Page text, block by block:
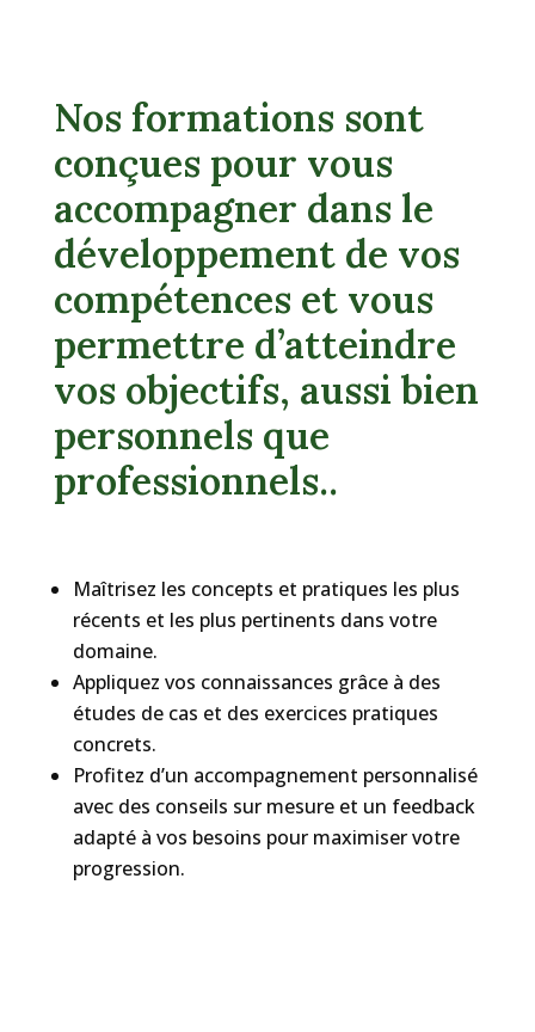
Nos formations sont
conçues pour vous
accompagner dans le
développement de vos
compétences et vous
permettre d’atteindre
vos objectifs, aussi bien
personnels que
professionnels..
Maîtrisez les concepts et pratiques les plus
récents et les plus pertinents dans votre
domaine.
Appliquez vos connaissances grâce à des
études de cas et des exercices pratiques
concrets.
Profitez d’un accompagnement personnalisé
avec des conseils sur mesure et un feedback
adapté à vos besoins pour maximiser votre
progression.